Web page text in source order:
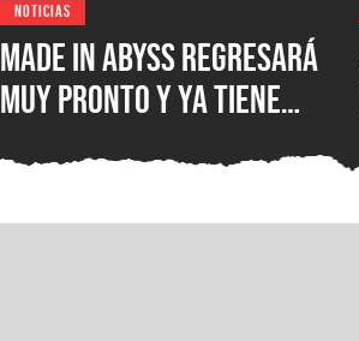
NOTICIAS
Made in Abyss regresará
muy pronto y ya tiene
los cines de japoneses en